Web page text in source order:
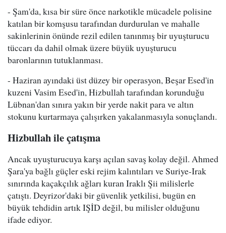
- Şam'da, kısa bir süre önce narkotikle mücadele polisine
katılan bir komşusu tarafından durdurulan ve mahalle
sakinlerinin önünde rezil edilen tanınmış bir uyuşturucu
tüccarı da dahil olmak üzere büyük uyuşturucu
baronlarının tutuklanması.
- Haziran ayındaki üst düzey bir operasyon, Beşar Esed'in
kuzeni Vasim Esed'in, Hizbullah tarafından korunduğu
Lübnan'dan sınıra yakın bir yerde nakit para ve altın
stokunu kurtarmaya çalışırken yakalanmasıyla sonuçlandı.
Hizbullah ile çatışma
Ancak uyuşturucuya karşı açılan savaş kolay değil. Ahmed
Şara'ya bağlı güçler eski rejim kalıntıları ve Suriye-Irak
sınırında kaçakçılık ağları kuran Iraklı Şii milislerle
çatıştı. Deyrizor'daki bir güvenlik yetkilisi, bugün en
büyük tehdidin artık IŞİD değil, bu milisler olduğunu
ifade ediyor.